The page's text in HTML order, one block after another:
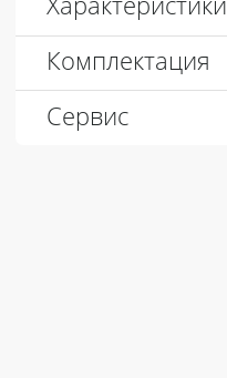
Характеристики
Комплектация
Сервис